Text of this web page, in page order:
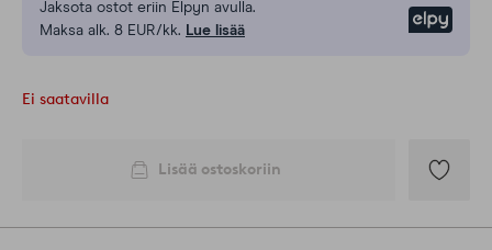
Jaksota ostot eriin Elpyn avulla.
Maksa alk. 8 EUR/kk. Lue lisää
Ei saatavilla
Lisää ostoskoriin